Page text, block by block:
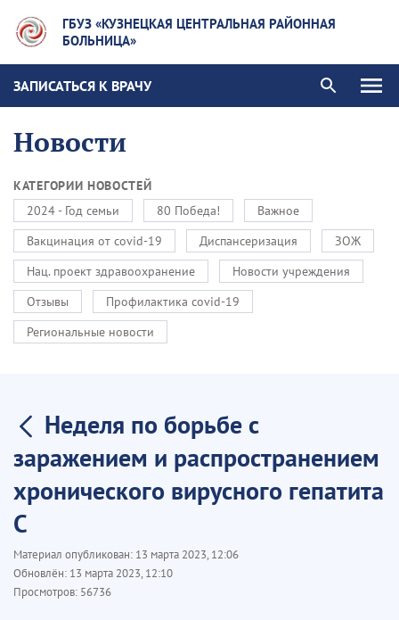
ГБУЗ «КУЗНЕЦКАЯ ЦЕНТРАЛЬНАЯ РАЙОННАЯ
БОЛЬНИЦА»
ЗАПИСАТЬСЯ К ВРАЧУ
Новости
КАТЕГОРИИ НОВОСТЕЙ
2024 - Год семьи
80 Победа!
Важное
Вакцинация от covid-19
Диспансеризация
ЗОЖ
Нац. проект здравоохранение
Новости учреждения
Отзывы
Профилактика covid-19
Региональные новости
Неделя по борьбе с
заражением и распространением
хронического вирусного гепатита
С
Материал опубликован: 13 марта 2023, 12:06
Обновлён: 13 марта 2023, 12:10
Просмотров: 56736